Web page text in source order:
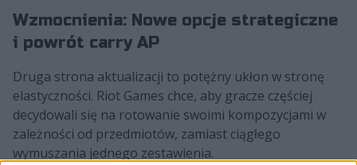
Wzmocnienia: Nowe opcje strategiczne
i powrót carry AP
Druga strona aktualizacji to potężny ukłon w stronę
elastyczności. Riot Games chce, aby gracze częściej
decydowali się na rotowanie swoimi kompozycjami w
zależności od przedmiotów, zamiast ciągłego
wymuszania jednego zestawienia.